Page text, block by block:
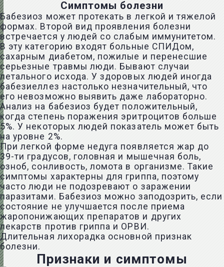
Симптомы болезни
Бабезиоз может протекать в легкой и тяжелой
формах. Второй вид проявления болезни
встречается у людей со слабым иммунитетом.
В эту категорию входят больные СПИДом,
сахарным диабетом, пожилые и перенесшие
серьезные травмы люди. Бывают случаи
летального исхода. У здоровых людей иногда
бабезиеллез настолько незначительный, что
его невозможно выявить даже лабораторно.
Анализ на бабезиоз будет положительный,
когда степень поражения эритроцитов больше
5%. У некоторых людей показатель может быть
на уровне 2%.
При легкой форме недуга появляется жар до
39-ти градусов, головная и мышечная боль,
озноб, сонливость, ломота в организме. Такие
симптомы характерны для гриппа, поэтому
часто люди не подозревают о заражении
паразитами. Бабезиоз можно заподозрить, если
состояние не улучшается после приема
жаропонижающих препаратов и других
лекарств против гриппа и ОРВИ.
Длительная лихорадка основной признак
болезни.
Признаки и симптомы